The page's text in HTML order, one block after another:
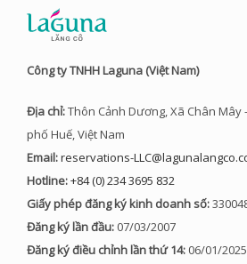
Công ty TNHH Laguna (Việt Nam)
Địa chỉ:Thôn Cảnh Dương, Xã Chân Mây
phố Huế, Việt Nam
Email:reservations-
Hotline:+84 (0) 234 3695 832
Giấy phép đăng ký kinh doanh số:
Đăng ký lần đầu: 07/03/2007
Đăng ký điều chỉnh lần thứ 14: 06/01/2025